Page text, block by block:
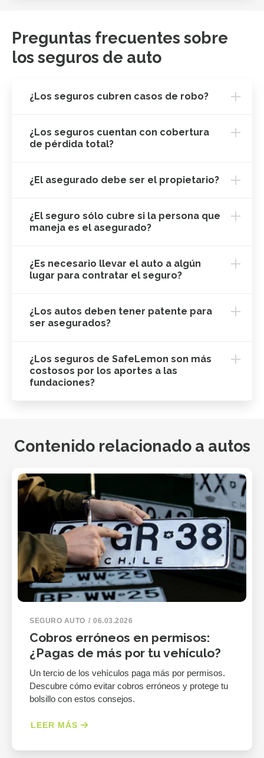
Preguntas frecuentes sobre
los seguros de auto
¿Los seguros cubren casos de robo?
¿Los seguros cuentan con cobertura
de pérdida total?
¿El asegurado debe ser el propietario?
¿El seguro sólo cubre si la persona que
maneja es el asegurado?
¿Es necesario llevar el auto a algún
lugar para contratar el seguro?
¿Los autos deben tener patente para
ser asegurados?
¿Los seguros de SafeLemon son más
costosos por los aportes a las
fundaciones?
Contenido relacionado a autos
SEGURO AUTO 06.03.2026
Cobros erróneos en permisos:
¿Pagas de más por tu vehículo?
Un tercio de los vehículos paga más por permisos.
Descubre cómo evitar cobros erróneos y protege tu
bolsillo con estos consejos.
LEER MÁS